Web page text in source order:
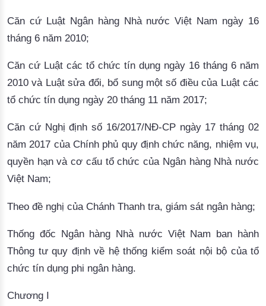
Căn cứ Luật Ngân hàng Nhà nước Việt Nam ngày 16
tháng 6 năm 2010;
Căn cứ Luật các tổ chức tín dụng ngày 16 tháng 6 năm
2010 và Luật sửa đổi, bổ sung một số điều của Luật các
tổ chức tín dụng ngày 20 tháng 11 năm 2017;
Căn cứ Nghị định số 16/2017/NĐ-CP ngày 17 tháng 02
năm 2017 của Chính phủ quy định chức năng, nhiệm vụ,
quyền hạn và cơ cấu tổ chức của Ngân hàng Nhà nước
Việt Nam;
Theo đề nghị của Chánh Thanh tra, giám sát ngân hàng;
Thống đốc Ngân hàng Nhà nước Việt Nam ban hành
Thông tư quy định về hệ thống kiểm soát nội bộ của tổ
chức tín dụng phi ngân hàng.
Chương I